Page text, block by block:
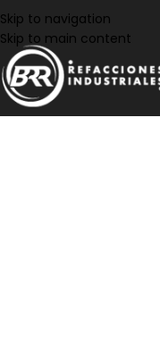
Skip to navigation
Skip to main content